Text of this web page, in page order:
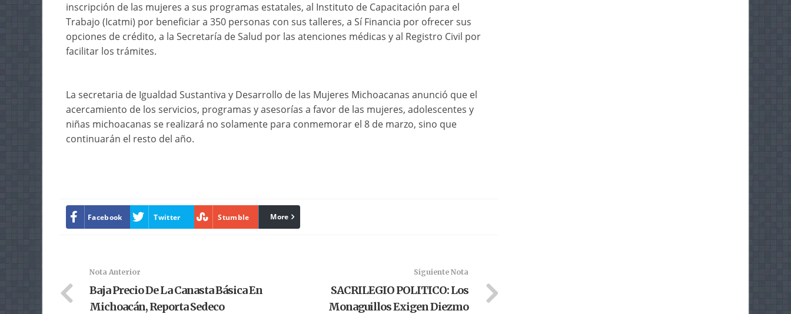
inscripción de las mujeres a sus programas estatales, al Instituto de Capacitación para el
Trabajo (Icatmi) por beneficiar a 350 personas con sus talleres, a Sí Financia por ofrecer sus
opciones de crédito, a la Secretaría de Salud por las atenciones médicas y al Registro Civil por
facilitar los trámites.
La secretaria de Igualdad Sustantiva y Desarrollo de las Mujeres Michoacanas anunció que el
acercamiento de los servicios, programas y asesorías a favor de las mujeres, adolescentes y
niñas michoacanas se realizará no solamente para conmemorar el 8 de marzo, sino que
continuarán el resto del año.
Facebook Twitter Stumble linkedin
More
Nota Anterior
Baja Precio De La Canasta Básica En
Michoacán, Reporta Sedeco
Siguiente Nota
SACRILEGIO POLITICO: Los
Monaguillos Exigen Diezmo